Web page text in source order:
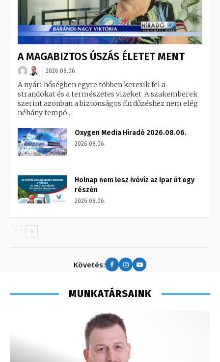
A MAGABIZTOS ÚSZÁS ÉLETET MENT
2026.08.06.
A nyári hőségben egyre többen keresik fel a
strandokat és a természetes vizeket. A szakemberek
szerint azonban a biztonságos fürdőzéshez nem elég
néhány tempó...
Oxygen Media Híradó 2026.08.06.
2026.08.06.
Holnap nem lesz ivóvíz az Ipar út egy
részén
2026.08.06.
Követés:
MUNKATÁRSAINK